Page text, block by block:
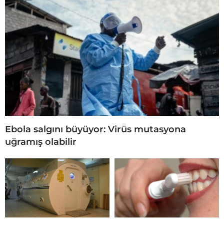
Ebola salgını büyüyor: Virüs mutasyona
uğramış olabilir